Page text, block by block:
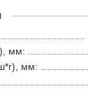
мм:
мм: